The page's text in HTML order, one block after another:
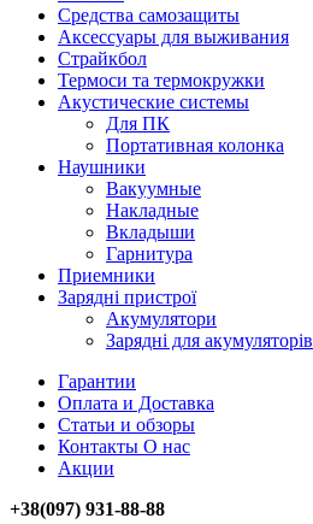
Средства самозащиты
Аксессуары для выживания
Страйкбол
Термоси та термокружки
Акустические системы
Для ПК
Портативная колонка
Наушники
Вакуумные
Накладные
Вкладыши
Гарнитура
Приемники
Зарядні пристрої
Акумулятори
Зарядні для акумуляторів
Гарантии
Оплата и Доставка
Статьи и обзоры
Контакты О нас
Акции
+38(097) 931-88-88